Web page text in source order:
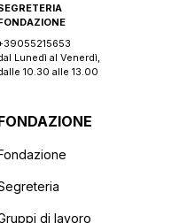
Lunedì al Venerdì,
10.30 alle 13.00
di lavoro